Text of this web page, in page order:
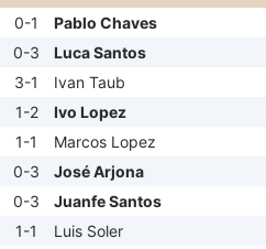
0-1
Pablo Chaves
0-3
Luca Santos
3-1
Ivan Taub
1-2
Ivo Lopez
1-1
Marcos Lopez
0-3
José Arjona
0-3
Juanfe Santos
1-1
Luis Soler